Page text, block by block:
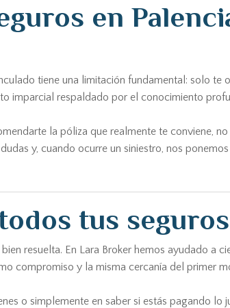
en
tiene una limitación fundamental: solo te
imparcial respaldado por el conocimiento
la póliza que realmente te conviene,
y, cuando ocurre un siniestro, nos
tus
resuelta. En Lara Broker hemos ayudado a
compromiso y la misma cercanía del primer
o simplemente en saber si estás pagando